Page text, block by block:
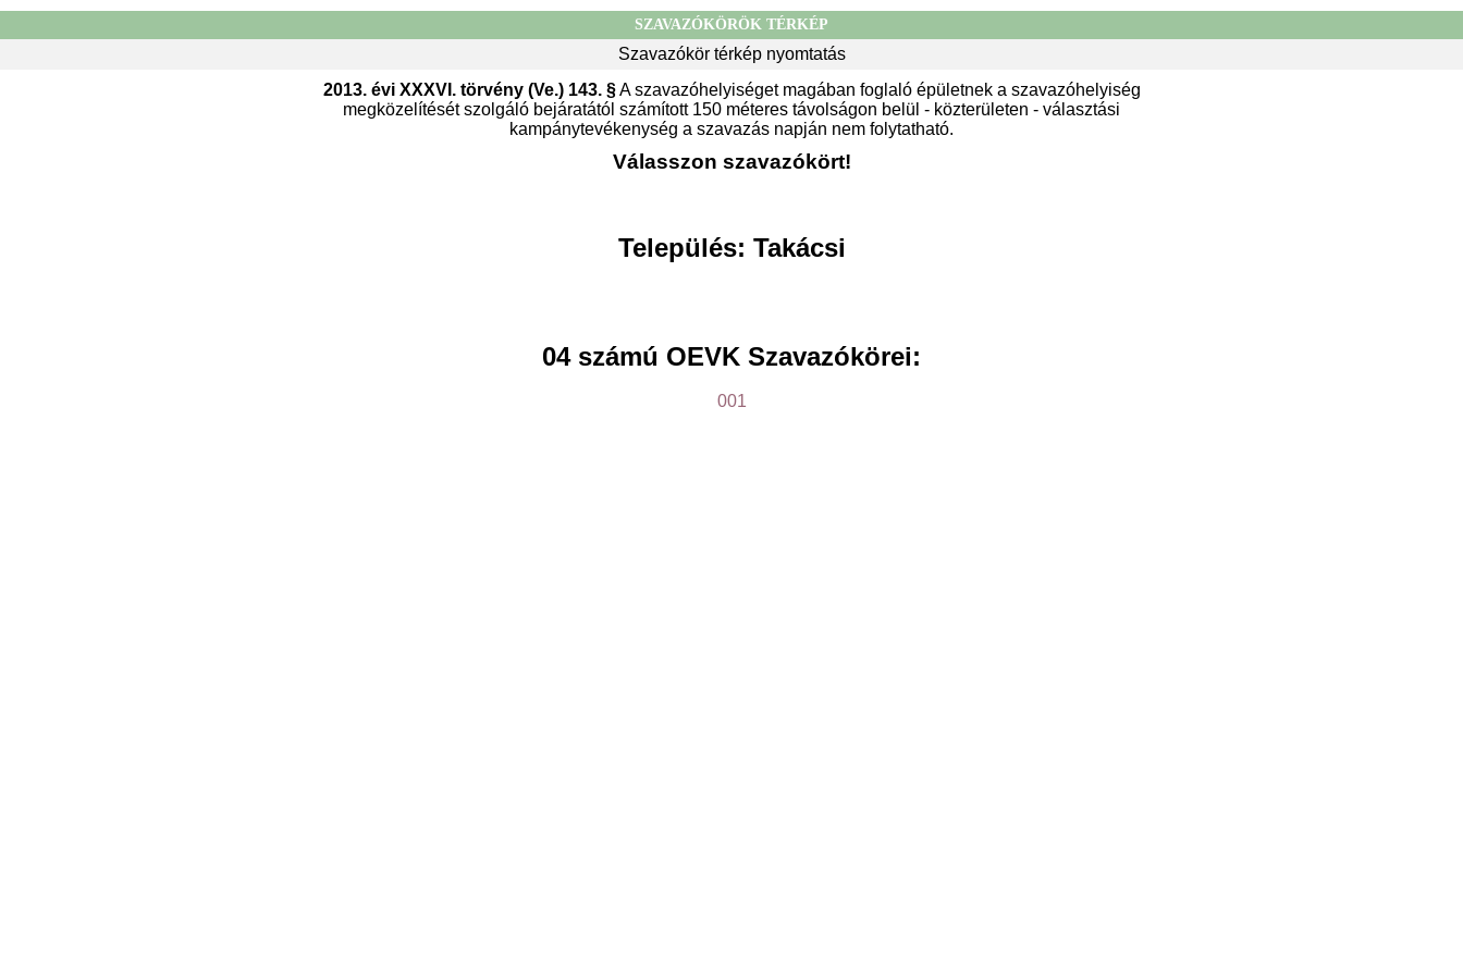
SZAVAZÓKÖRÖK TÉRKÉP
Szavazókör térkép nyomtatás
2013. évi XXXVI. törvény (Ve.) 143. §A szavazóhelyiséget magában foglaló épületnek a szavazóhelyiség
megközelítését szolgáló bejáratától számított 150 méteres távolságon belül - közterületen - választási
kampánytevékenység a szavazás napján nem folytatható.
Válasszon szavazókört!
Település: Takácsi
04 számú OEVK Szavazókörei:
001